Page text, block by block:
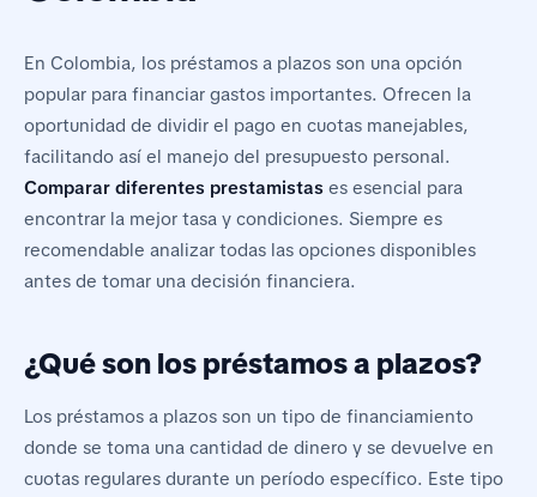
En Colombia, los préstamos a plazos son una opción
popular para financiar gastos importantes. Ofrecen la
oportunidad de dividir el pago en cuotas manejables,
facilitando así el manejo del presupuesto personal.
Comparar diferentes prestamistas es esencial para
encontrar la mejor tasa y condiciones. Siempre es
recomendable analizar todas las opciones disponibles
antes de tomar una decisión financiera.
¿Qué son los préstamos a plazos?
Los préstamos a plazos son un tipo de financiamiento
donde se toma una cantidad de dinero y se devuelve en
cuotas regulares durante un período específico. Este tipo